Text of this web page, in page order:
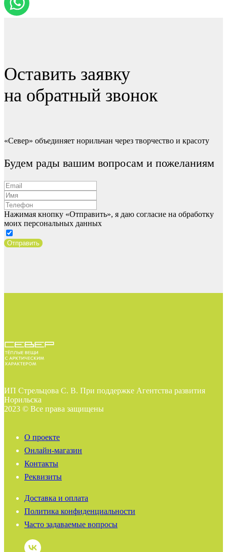
Оставить заявку
на обратный звонок
«Север» объединяет норильчан через творчество и красоту
Будем рады вашим вопросам и пожеланиям
Нажимая кнопку «Отправить», я даю согласие на обработку
моих персональных данных
Отправить
ИП Стрельцова С. В. При поддержке Агентства развития
Норильска
2023 © Все права защищены
О проекте
Онлайн-магазин
Контакты
Реквизиты
Доставка и оплата
Политика конфиденциальности
Часто задаваемые вопросы